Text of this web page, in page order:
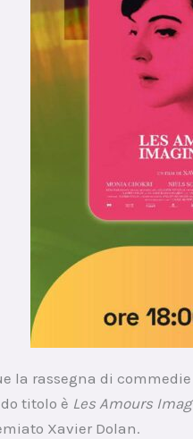
la rassegna di
titolo è Les Amours
Xavier Dolan.